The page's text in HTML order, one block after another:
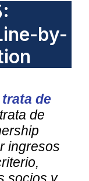
by-
de
de
ingresos